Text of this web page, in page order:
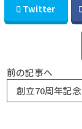
Twitter
前の記事へ